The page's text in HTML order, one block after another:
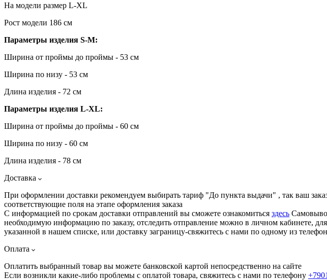
На модели размер L-XL
Рост модели 186 см
Параметры изделия S-M:
Ширина от проймы до проймы - 53 см
Ширина по низу - 53 см
Длина изделия - 72 см
Параметры изделия L-XL:
Ширина от проймы до проймы - 60 см
Ширина по низу - 60 см
Длина изделия - 78 см
Доставка
При оформлении доставки рекомендуем выбирать тариф "До пункта выдачи" , так ваш
соответствующие поля на этапе оформления заказа
С информацией по срокам доставки отправлений вы сможете ознакомиться здесь
необходимую информацию по заказу, отследить отправление можно в личном кабинете,
указанной в нашем списке, или доставку заграницу-свяжитесь с нами по одному из
Оплата
Оплатить выбранный товар вы можете банковской картой непосредственно на сайте
Если возникли какие-либо проблемы с оплатой товара, свяжитесь с нами по телефону